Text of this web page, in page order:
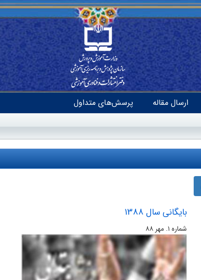
ارسال مقاله پرسش‌های متداول
بایگانی سال 1388
شماره‌ ۱. مهر ۸۸